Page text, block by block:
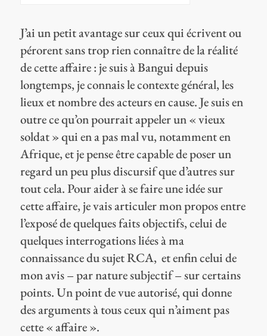
J’ai un petit avantage sur ceux qui écrivent ou
pérorent sans trop rien connaître de la réalité
de cette affaire : je suis à Bangui depuis
longtemps, je connais le contexte général, les
lieux et nombre des acteurs en cause. Je suis en
outre ce qu’on pourrait appeler un « vieux
soldat » qui en a pas mal vu, notamment en
Afrique, et je pense être capable de poser un
regard un peu plus discursif que d’autres sur
tout cela. Pour aider à se faire une idée sur
cette affaire, je vais articuler mon propos entre
l’exposé de quelques faits objectifs, celui de
quelques interrogations liées à ma
connaissance du sujet RCA, et enfin celui de
mon avis – par nature subjectif – sur certains
points. Un point de vue autorisé, qui donne
des arguments à tous ceux qui n’aiment pas
cette « affaire ».